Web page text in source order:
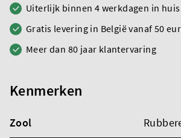
Uiterlijk binnen 4 werkdagen in huis
Gratis levering in België vanaf 50
Meer dan 80 jaar klantervaring
Kenmerken
Zool